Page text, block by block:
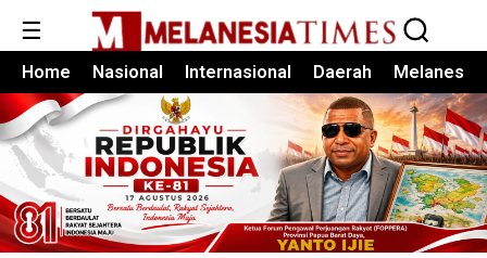
☰
Home Nasional Internasional Daerah Melanesia